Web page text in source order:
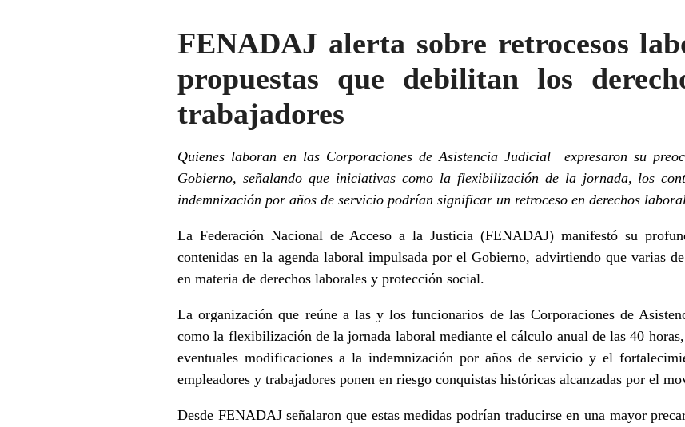
FENADAJ alerta sobre retrocesos
propuestas que debilitan los
trabajadores
Quienes laboran en las Corporaciones de Asistencia Judicial expresaron su
Gobierno, señalando que iniciativas como la flexibilización de la jornada, los
indemnización por años de servicio podrían significar un retroceso en derechos
La Federación Nacional de Acceso a la Justicia (FENADAJ) manifestó su
contenidas en la agenda laboral impulsada por el Gobierno, advirtiendo que varias
en materia de derechos laborales y protección social.
La organización que reúne a las y los funcionarios de las Corporaciones de
como la flexibilización de la jornada laboral mediante el cálculo anual de las 40
eventuales modificaciones a la indemnización por años de servicio y el
empleadores y trabajadores ponen en riesgo conquistas históricas alcanzadas por el
Desde FENADAJ señalaron que estas medidas podrían traducirse en una mayor